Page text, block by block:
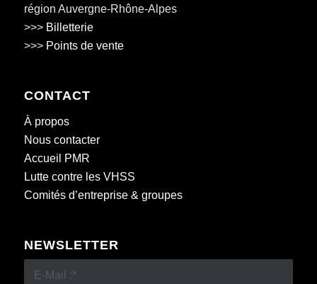
région Auvergne-Rhône-Alpes
>>> Billetterie
>>> Points de vente
CONTACT
À propos
Nous contacter
Accueil PMR
Lutte contre les VHSS
Comités d’entreprise & groupes
NEWSLETTER